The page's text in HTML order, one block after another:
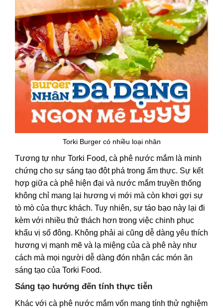
Torki Burger có nhiều loại nhân
Tương tự như Torki Food, cà phê nước mắm là minh
chứng cho sự sáng tạo đột phá trong ẩm thực. Sự kết
hợp giữa cà phê hiện đại và nước mắm truyền thống
không chỉ mang lại hương vị mới mà còn khơi gợi sự
tò mò của thực khách. Tuy nhiên, sự táo bạo này lại đi
kèm với nhiều thử thách hơn trong việc chinh phục
khẩu vị số đông. Không phải ai cũng dễ dàng yêu thích
hương vị mạnh mẽ và lạ miệng của cà phê này như
cách mà mọi người dễ dàng đón nhận các món ăn
sáng tạo của Torki Food.
Sáng tạo hướng đến tính thực tiễn
Khác với cà phê nước mắm vốn mang tính thử nghiệm